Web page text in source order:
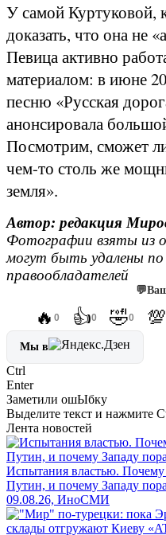
У самой Куртуковой,
доказать, что она не
Певица активно
материалом: в июне
песню «Русская
анонсировала
Посмотрим, сможет
чем-то столь же
земля».
Автор: редакция
Фотографии взяты из
могут быть удалены
правообладателей
💬
🔥 0 👍0 🤣0 💯
Мы в
Ctrl
Enter
Заметили ошЫбку
Выделите текст и нажмите
Лента новостей
Испытания властью. Почему
Путин, и почему Западу
09.08.26, ИноСМИ